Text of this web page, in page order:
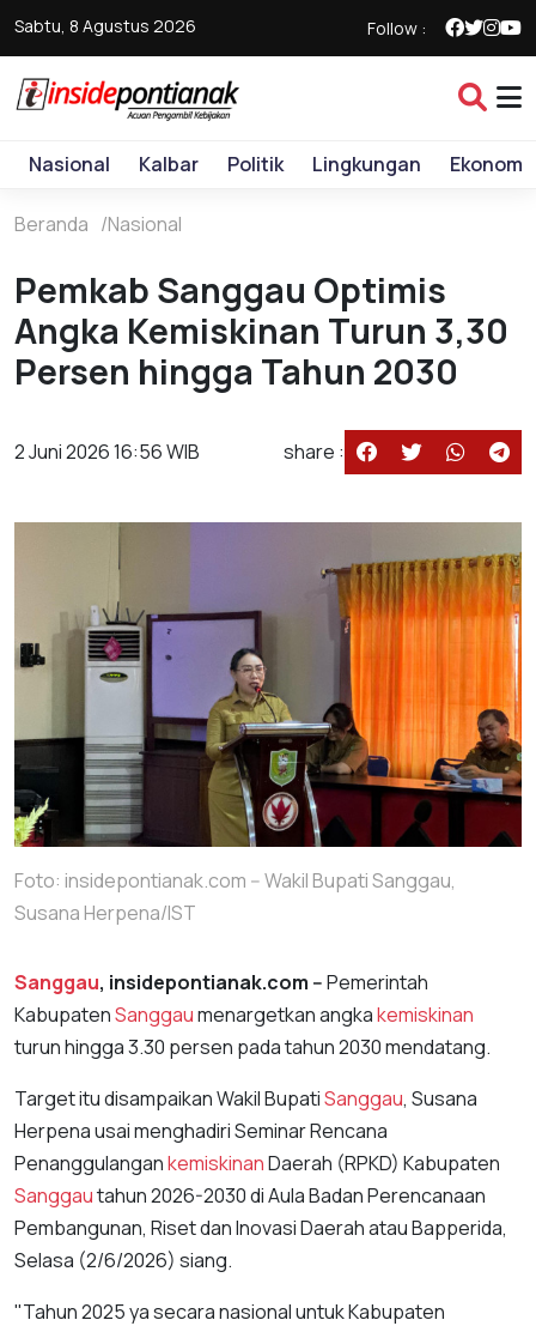
Sabtu, 8 Agustus 2026 Follow :
Nasional Kalbar Politik Lingkungan Ekonomi
Beranda Nasional
Pemkab Sanggau Optimis
Angka Kemiskinan Turun 3,30
Persen hingga Tahun 2030
2 Juni 2026 16:56 WIB share :
Foto: insidepontianak.com -- Wakil Bupati Sanggau,
Susana Herpena/IST
Sanggau, insidepontianak.com --Pemerintah
KabupatenSanggaumenargetkan angkakemiskinan
turun hingga 3.30 persen pada tahun 2030 mendatang.
Target itu disampaikan Wakil BupatiSanggau, Susana
Herpena usai menghadiri Seminar Rencana
PenanggulangankemiskinanDaerah (RPKD) Kabupaten
Sanggautahun 2026-2030 di Aula Badan Perencanaan
Pembangunan, Riset dan Inovasi Daerah atau Bapperida,
Selasa (2/6/2026) siang.
"Tahun 2025 ya secara nasional untuk Kabupaten